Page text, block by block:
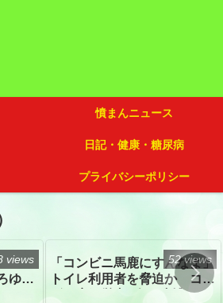
憤まんニュース
日記・健康・糖尿病
プライバシーポリシー
ゆき
views
「コンビニ馬鹿にすんなよ」
トイレ利用者を脅迫か コン
52 views